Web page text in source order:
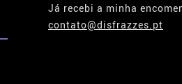
Já recebi a minha
contato@disfrazzes.pt